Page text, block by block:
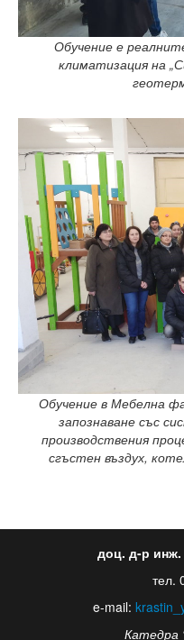
Обучение е
климатизация на
Обучение в Мебелна
запознаване със
производствения
сгъстен въздух,
доц. д-р
тел.
e-mail:
Катедра